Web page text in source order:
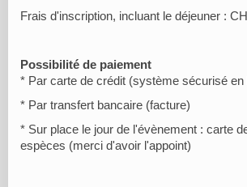
Frais d'inscription, incluant le déjeuner :
Possibilité de paiement
* Par carte de crédit (système sécurisé en
* Par transfert bancaire (facture)
* Sur place le jour de l'évènement : carte
espèces (merci d'avoir l'appoint)